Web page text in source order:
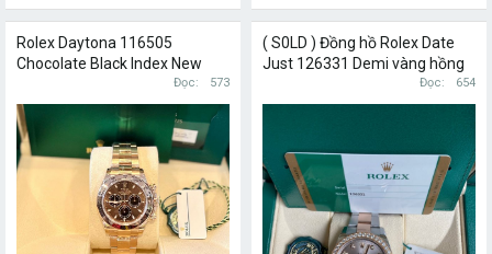
Rolex Daytona 116505
Chocolate Black Index New
Đọc 573
( S0LD ) Đồng hồ Rolex Date
Just 126331 Demi vàng hồng
18k size 41mm mặt tia hồng
Đọc 654